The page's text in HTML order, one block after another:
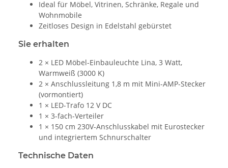
Ideal für Möbel, Vitrinen, Schränke, Regale und
Wohnmobile
Zeitloses Design in Edelstahl gebürstet
Sie erhalten
2 × LED Möbel-Einbauleuchte Lina, 3 Watt,
Warmweiß (3000 K)
2 × Anschlussleitung 1,8 m mit Mini-AMP-Stecker
(vormontiert)
1 × LED-Trafo 12 V DC
1 × 3-fach-Verteiler
1 × 150 cm 230V-Anschlusskabel mit Eurostecker
und integriertem Schnurschalter
Technische Daten